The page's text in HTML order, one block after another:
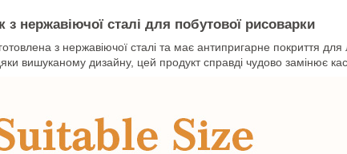
з нержавіючої сталі для побутової рисоварки
​​з нержавіючої сталі та має антипригарне покриття
вишуканому дизайну, цей продукт справді чудово замінює